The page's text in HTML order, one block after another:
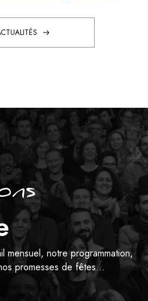
mensuel, notre programmation,
promesses de fêtes…